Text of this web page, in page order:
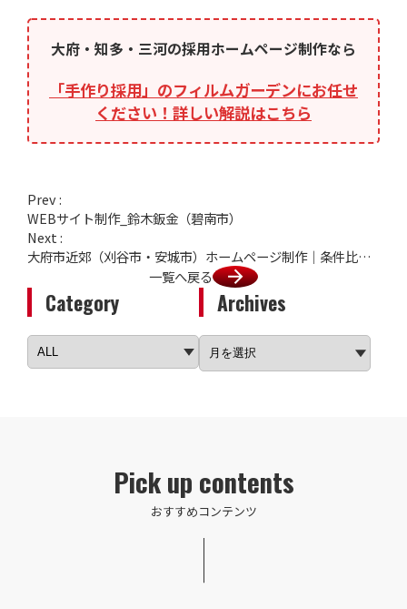
Category Archives
大府・知多・三河の採用ホームページ制作なら
「手作り採用」のフィルムガーデンにお任せ
ください！詳しい解説はこちら
Prev :
WEBサイト制作_鈴木鈑金（碧南市）
一覧へ戻る
Next :
大府市近郊（刈谷市・安城市）ホームページ制作｜条件比較で負けないための「社長インタビュー」動画活用術
Pick up contents
おすすめコンテンツ